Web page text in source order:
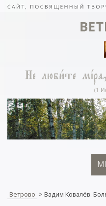
Ветрово > Вадим Ковалёв.